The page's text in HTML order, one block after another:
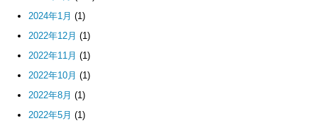
2024年1月 (1)
2022年12月 (1)
2022年11月 (1)
2022年10月 (1)
2022年8月 (1)
2022年5月 (1)